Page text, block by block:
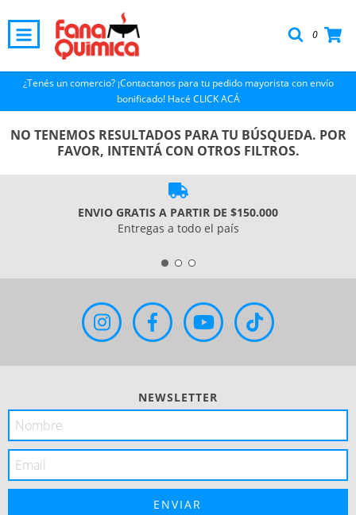
0
¿Tenés un comercio? ¡Contactanos para tu pedido mayorista con envío
bonificado! Hacé CLICK ACÁ
NO TENEMOS RESULTADOS PARA TU BÚSQUEDA. POR
FAVOR, INTENTÁ CON OTROS FILTROS.
ENVIO GRATIS A PARTIR DE $150.000
Entregas a todo el país
NEWSLETTER